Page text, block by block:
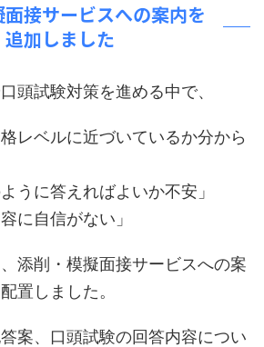
接サービスへの案内を
追加しました
頭試験対策を進める中で、
レベルに近づいているか分から
うに答えればよいか不安」
に自信がない」
添削・模擬面接サービスへの案
置しました。
案、口頭試験の回答内容につい